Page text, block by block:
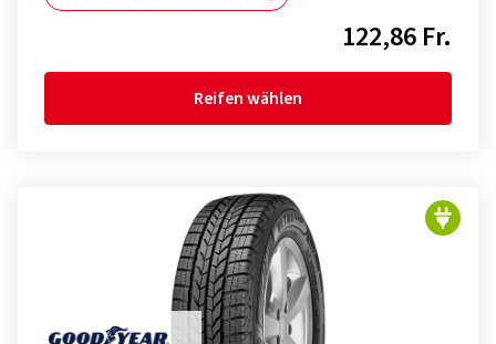
122,86 Fr.
Reifen wählen